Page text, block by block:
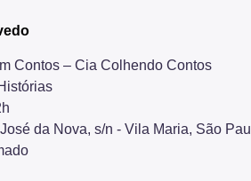
Contos – Cia Colhendo Contos
da Nova, s/n - Vila Maria, São